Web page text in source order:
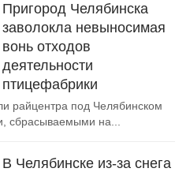
Пригород Челябинска
заволокла невыносимая
вонь отходов
деятельности
птицефабрики
райцентра под Челябинском
сбрасываемыми на...
В Челябинске из-за снега